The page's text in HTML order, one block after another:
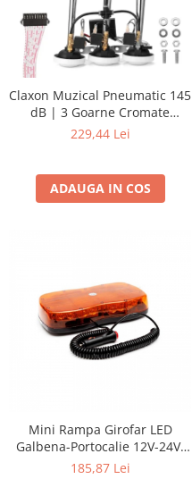
Claxon Muzical Pneumatic 145
dB | 3 Goarne Cromate
Premium | 6 Melodii
229,44 Lei
ADAUGA IN COS
Mini Rampa Girofar LED
Galbena-Portocalie 12V-24V,
20 LED-uri, Prindere
185,87 Lei